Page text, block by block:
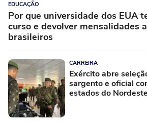
EDUCAÇÃO
Por que universidade dos EUA
curso e devolver mensalidades
brasileiros
CARREIRA
Exército abre
sargento e oficial
estados do Nordeste